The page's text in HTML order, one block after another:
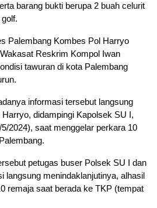
barang bukti berupa 2 buah celurit
Palembang Kombes Pol Harryo
Reskrim Kompol Iwan
tawuran di kota Palembang
informasi tersebut langsung
Harryo, didampingi Kapolsek SU I,
2024), saat menggelar perkara 10
petugas buser Polsek SU I dan
langsung menindaklanjutinya, alhasil
remaja saat berada ke TKP (tempat